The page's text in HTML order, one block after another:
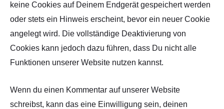
keine Cookies auf Deinem Endgerät gespeichert werden
oder stets ein Hinweis erscheint, bevor ein neuer Cookie
angelegt wird. Die vollständige Deaktivierung von
Cookies kann jedoch dazu führen, dass Du nicht alle
Funktionen unserer Website nutzen kannst.
Wenn du einen Kommentar auf unserer Website
schreibst, kann das eine Einwilligung sein, deinen